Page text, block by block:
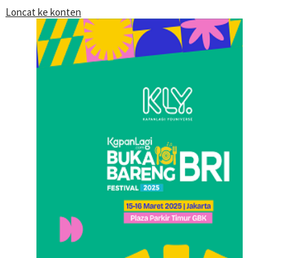
Loncat ke konten